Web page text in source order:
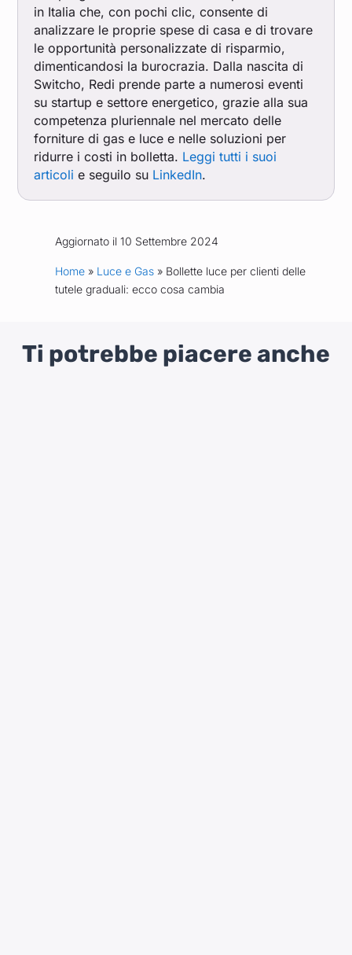
in Italia che, con pochi clic, consente di
analizzare le proprie spese di casa e di trovare
le opportunità personalizzate di risparmio,
dimenticandosi la burocrazia. Dalla nascita di
Switcho, Redi prende parte a numerosi eventi
su startup e settore energetico, grazie alla sua
competenza pluriennale nel mercato delle
forniture di gas e luce e nelle soluzioni per
ridurre i costi in bolletta. Leggi tutti i suoi
articoli e seguilo su LinkedIn.
Aggiornato il 10 Settembre 2024
Home» Luce e Gas» Bollette luce per clienti delle
tutele graduali: ecco cosa cambia
Ti potrebbe piacere anche